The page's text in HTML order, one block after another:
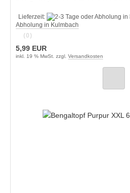
Lieferzeit:
Abholung in Kulmbach
(0)
5,99 EUR
inkl. 19 % MwSt. zzgl. Versandkosten